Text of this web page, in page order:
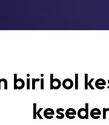
biri bol